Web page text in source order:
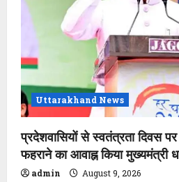
Uttarakhand News
प्रदेशवासियों से स्वतंत्रता दिवस
फहराने का आवाह्न किया मुख्यमंत्री
admin August 9, 2026